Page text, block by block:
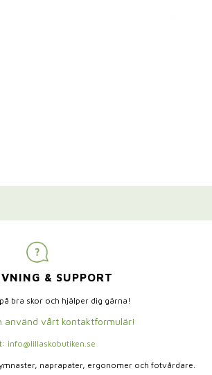
& SUPPORT
bra skor och hjälper dig gärna!
använd vårt kontaktformulär!
info@lillaskobutiken.se
naprapater, ergonomer och fotvårdare.